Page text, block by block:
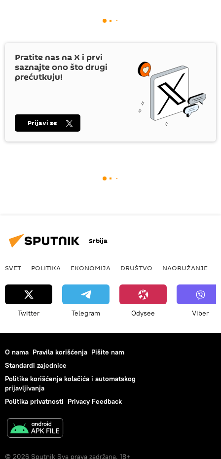
Pratite nas naX i prvi
saznajte ono što drugi
prećutkuju!
Prijavi se
Srbija
SVET POLITIKA EKONOMIJA DRUŠTVO NAORUŽANJE
Twitter Telegram Odysee Viber
O nama Pravila korišćenja Pišite nam
Standardi zajednice
Politika korišćenja kolačića i automatskog
prijavljivanja
Politika privatnosti Privacy Feedback
© 2026 Sputnik Sva prava zadržana. 18+